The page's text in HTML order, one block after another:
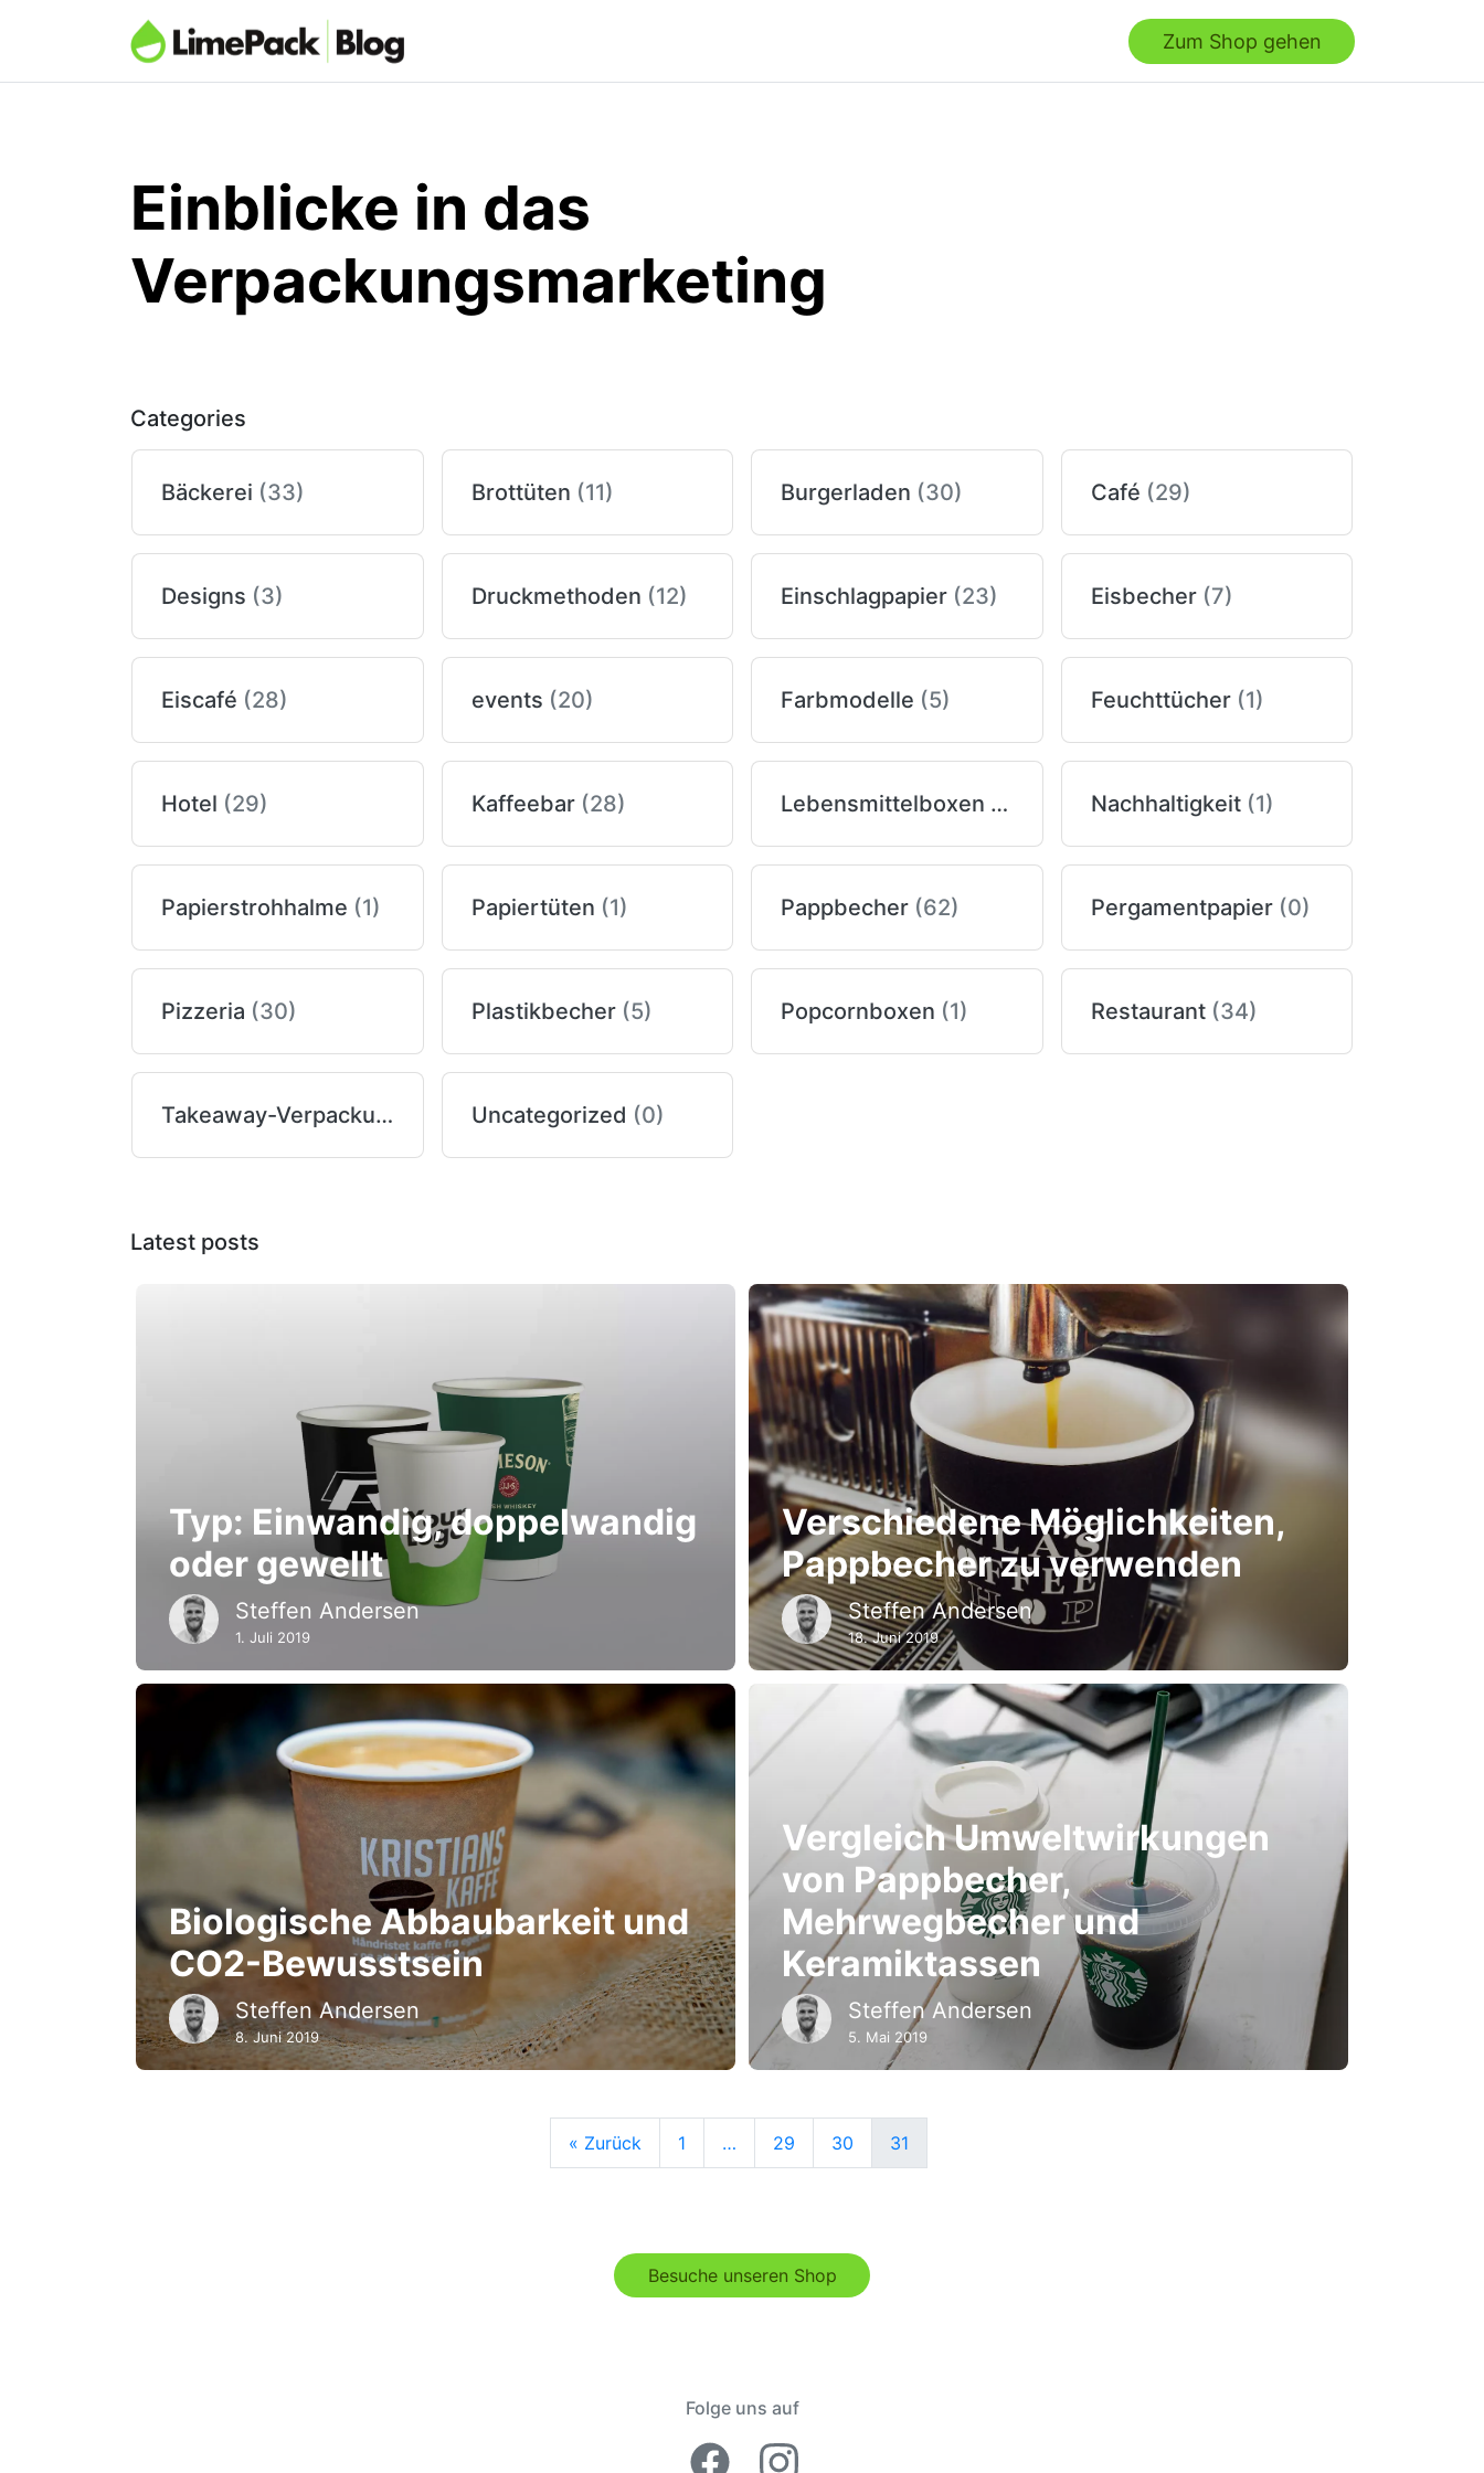
Zum Shop gehen
Einblicke in das
Verpackungsmarketing
Categories
Bäckerei (33) Brottüten (11) Burgerladen (30) Café (29)
Designs (3) Druckmethoden (12) Einschlagpapier (23) Eisbecher (7)
Eiscafé (28) events (20) Farbmodelle (5) Feuchttücher (1)
Hotel (29) Kaffeebar (28) Lebensmittelboxen
(1) Nachhaltigkeit (1)
Papierstrohhalme (1) Papiertüten (1) Pappbecher (62) Pergamentpapier (0)
Pizzeria (30) Plastikbecher (5) Popcornboxen (1) Restaurant (34)
Takeaway-Verpackung Uncategorized (0)
Latest posts
Typ: Einwandig, doppelwandig
oder gewellt
Steffen Andersen
1. Juli 2019
Verschiedene Möglichkeiten,
Pappbecher zu verwenden
Steffen Andersen
18. Juni 2019
Biologische Abbaubarkeit und
CO2-Bewusstsein
Steffen Andersen
8. Juni 2019
Vergleich Umweltwirkungen
von Pappbecher,
Mehrwegbecher und
Keramiktassen
Steffen Andersen
5. Mai 2019
« Zurück 1 … 29 30 31
Besuche unseren Shop
Folge uns auf
Facebook Limepack Link
Instagram Limepack Link